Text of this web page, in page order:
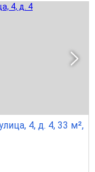
4, д. 4, 33 м²,